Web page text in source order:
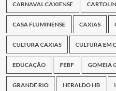
CARNAVAL CAXIENSE
CASA FLUMINENSE CAXIAS
CULTURA CAXIAS CULTURA EM
EDUCAÇÃO FEBF GOMEIA
GRANDE RIO HERALDO HB